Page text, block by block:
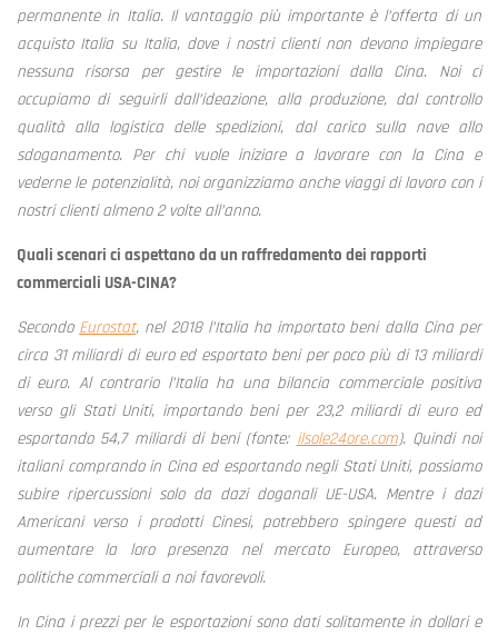
permanente in Italia. Il vantaggio più importante è l’offerta di un
acquisto Italia su Italia, dove i nostri clienti non devono impiegare
nessuna risorsa per gestire le importazioni dalla Cina. Noi ci
occupiamo di seguirli dall’ideazione, alla produzione, dal controllo
qualità alla logistica delle spedizioni, dal carico sulla nave allo
sdoganamento. Per chi vuole iniziare a lavorare con la Cina e
vederne le potenzialità, noi organizziamo anche viaggi di lavoro con i
nostri clienti almeno 2 volte all’anno.
Quali scenari ci aspettano da un raffredamento dei rapporti
commerciali USA-CINA?
Secondo Eurostat, nel 2018 l’Italia ha importato beni dalla Cina per
circa 31 miliardi di euro ed esportato beni per poco più di 13 miliardi
di euro. Al contrario l’Italia ha una bilancia commerciale positiva
verso gli Stati Uniti, importando beni per 23,2 miliardi di euro ed
esportando 54,7 miliardi di beni (fonte: ilsole24ore.com). Quindi noi
italiani comprando in Cina ed esportando negli Stati Uniti, possiamo
subire ripercussioni solo da dazi doganali UE-USA. Mentre i dazi
Americani verso i prodotti Cinesi, potrebbero spingere questi ad
aumentare la loro presenza nel mercato Europeo, attraverso
politiche commerciali a noi favorevoli.
In Cina i prezzi per le esportazioni sono dati solitamente in dollari e